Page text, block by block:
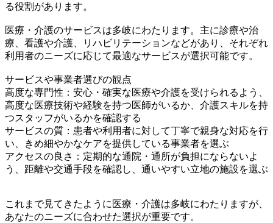
る役割があります。
医療・介護のサービスは多岐にわたります。主に診療や治
療、看護や介護、リハビリテーションなどがあり、それぞれ
利用者のニーズに応じて最適なサービスが選択可能です。
サービスや事業者選びの観点
高度な専門性：安心・確実な医療や介護を受けられるよう、
高度な医療技術や経験を持つ医師がいるか、介護スキルを持
つスタッフがいるかを確認する
サービスの質：患者や利用者に対して丁寧で親身な対応を行
い、きめ細やかなケアを提供している事業者を選ぶ
アクセスの良さ：定期的な通院・通所が負担にならないよ
う、距離や交通手段を確認し、通いやすい立地の施設を選ぶ
これまで見てきたように医療・介護は多岐にわたりますが、
あなたのニーズに合わせた選択が重要です。